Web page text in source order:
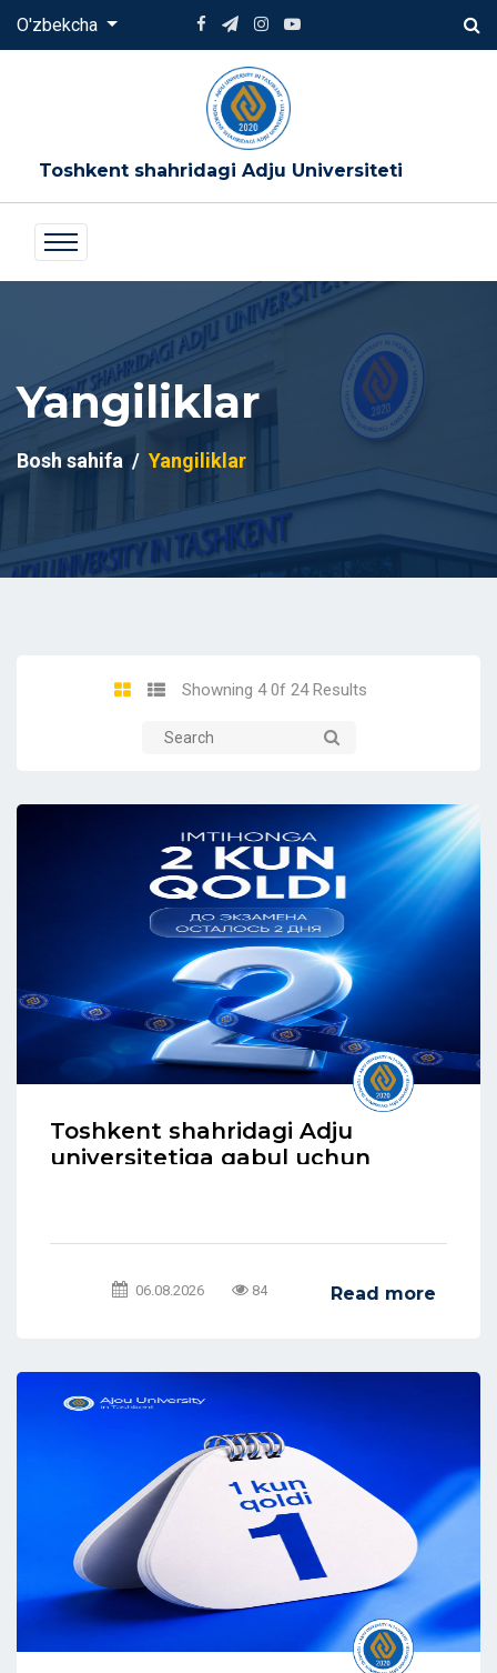
O'zbekcha
Toshkent shahridagi Adju Universiteti
Yangiliklar
Bosh sahifa Yangiliklar
Showning 4 0f 24 Results
Toshkent shahridagi Adju
universitetiga qabul uchun
06.08.2026 84 Read more